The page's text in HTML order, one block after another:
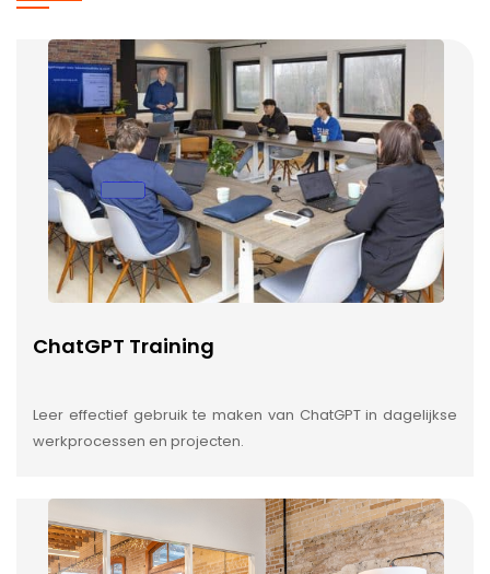
ChatGPT Training
Leer effectief gebruik te maken van ChatGPT in dagelijkse
werkprocessen en projecten.